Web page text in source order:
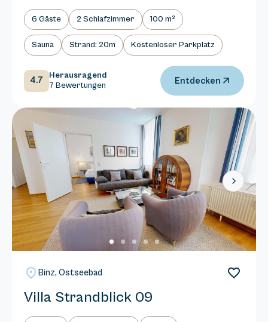
6 Gäste 2 Schlafzimmer 100 m²
Sauna Strand: 20m Kostenloser Parkplatz
4.7
Herausragend
7 Bewertungen
Entdecken
Next
Binz, Ostseebad
Villa Strandblick 09